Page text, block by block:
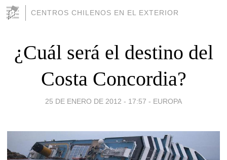
CENTROS CHILENOS EN EL EXTERIOR
¿Cuál será el destino del
Costa Concordia?
25 DE ENERO DE 2012 - 17:57 - EUROPA